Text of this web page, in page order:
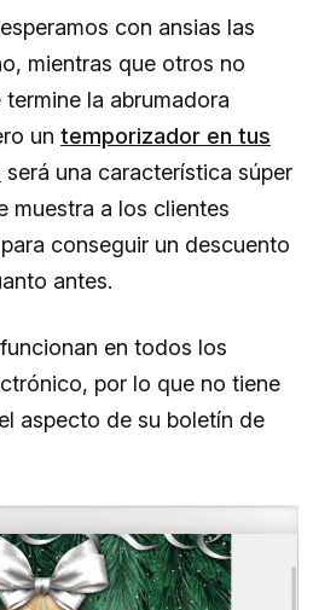
con ansias las
mientras que otros no
la abrumadora
un temporizador en tus
será una característica súper
muestra a los clientes
conseguir un descuento
antes.
funcionan en todos los
por lo que no tiene
aspecto de su boletín de